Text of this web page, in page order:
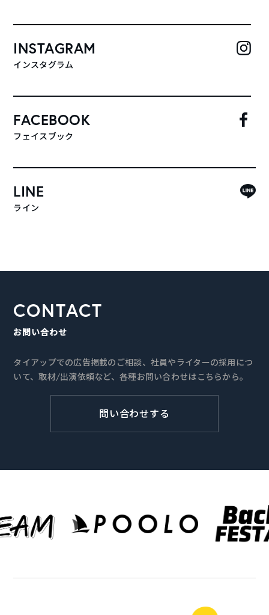
INSTAGRAM
インスタグラム
FACEBOOK
フェイスブック
LINE
ライン
CONTACT
お問い合わせ
タイアップでの広告掲載のご相談、社員やライターの採用につ
いて、取材/出演依頼など、各種お問い合わせはこちらから。
問い合わせする